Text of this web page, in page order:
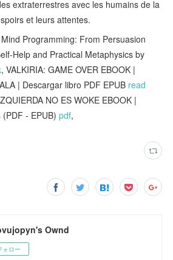
extraterrestres avec les humains de la
et leurs attentes.
Programming: From Persuasion
Help and Practical Metaphysics by
, VALKIRIA: GAME OVER EBOOK |
| Descargar libro PDF EPUB read
NO ES WOKE EBOOK |
(PDF - EPUB)pdf,
Ownd
ォロー